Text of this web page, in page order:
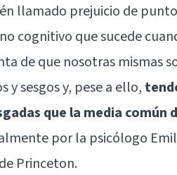
llamado prejuicio de
cognitivo que sucede
de que nosotras mismas
sesgos y, pese a ello,
que la media común
por la psicólogo
Princeton.